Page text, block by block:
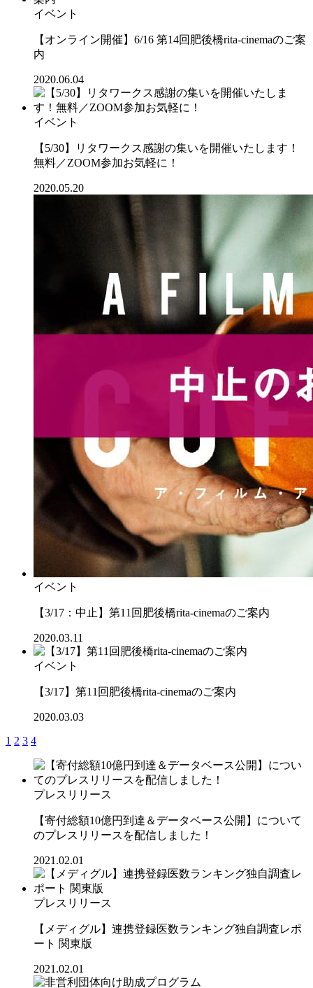
イベント
【オンライン開催】6/16 第14回肥後橋rita-cinemaのご案
内
2020.06.04
イベント
【5/30】リタワークス感謝の集いを開催いたします！
無料／ZOOM参加お気軽に！
2020.05.20
イベント
【3/17：中止】第11回肥後橋rita-cinemaのご案内
2020.03.11
イベント
【3/17】第11回肥後橋rita-cinemaのご案内
2020.03.03
1 2 3 4
プレスリリース
【寄付総額10億円到達＆データベース公開】について
のプレスリリースを配信しました！
2021.02.01
プレスリリース
【メディグル】連携登録医数ランキング独⾃調査レポ
ート 関東版
2021.02.01